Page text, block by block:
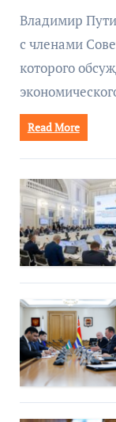
Владимир
с членами
которого
Read More